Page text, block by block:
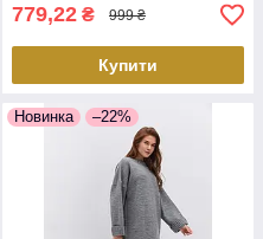
779,22 ₴ 999 ₴
Купити
Новинка –22%